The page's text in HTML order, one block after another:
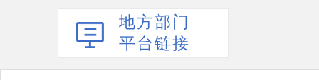
地方部门
平台链接